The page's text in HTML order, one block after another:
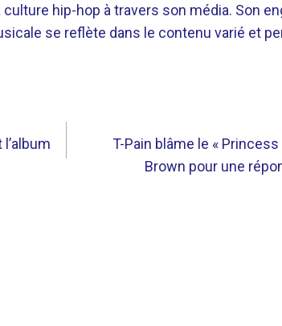
hip-hop à travers son média. Son
se reflète dans le contenu varié et
l’album
T-Pain blâme le «
Brown pour une